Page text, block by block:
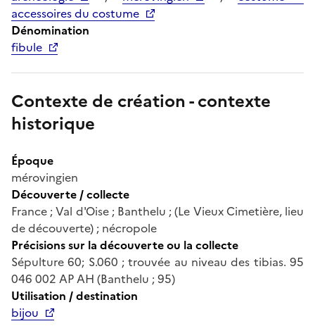
accessoires du costume
Dénomination
fibule
Contexte de création - contexte
historique
Époque
mérovingien
Découverte / collecte
France ; Val d'Oise ; Banthelu ; (Le Vieux Cimetière, lieu
de découverte) ; nécropole
Précisions sur la découverte ou la collecte
Sépulture 60; S.060 ; trouvée au niveau des tibias. 95
046 002 AP AH (Banthelu ; 95)
Utilisation / destination
bijou